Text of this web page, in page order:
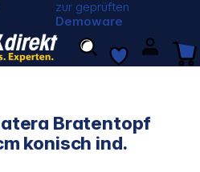
zur geprüften
Demoware
Bratentopf
konisch ind.